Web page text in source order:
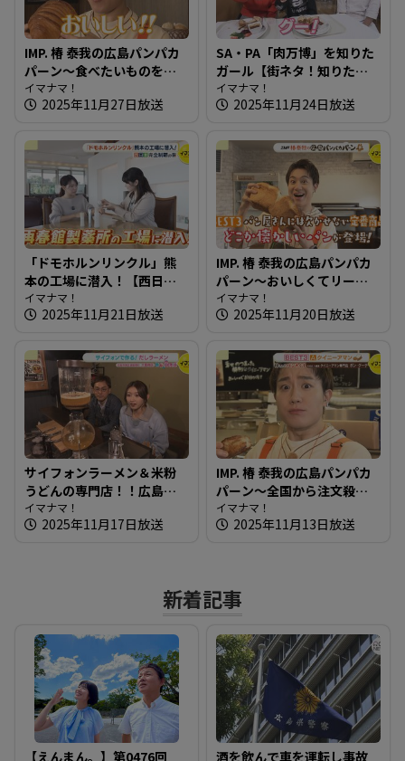
IMP. 椿 泰我の広島パンパカ
パーン～食べたいものを追
求！約70種のパンが並ぶ店
イマナマ！
2025年11月27日放送
SA・PA「肉万博」を知りた
ガール【街ネタ！知りたガ
ール】
イマナマ！
2025年11月24日放送
「ドモホルンリンクル」熊
本の工場に潜入！【西日本
完全制覇の旅】
イマナマ！
2025年11月21日放送
IMP. 椿 泰我の広島パンパカ
パーン～おいしくてリーズ
ナブル！イートインもでき
る種類豊富なお店
イマナマ！
2025年11月20日放送
サイフォンラーメン＆米粉
うどんの専門店！！広島の
新しい麺を知りたガール
【街ネタ！知りたガール】
イマナマ！
2025年11月17日放送
IMP. 椿 泰我の広島パンパカ
パーン～全国から注文殺
到！クイニーアマン専門店
イマナマ！
2025年11月13日放送
新着記事
【えんまん。】第0476回
酒を飲んで車を運転し事故